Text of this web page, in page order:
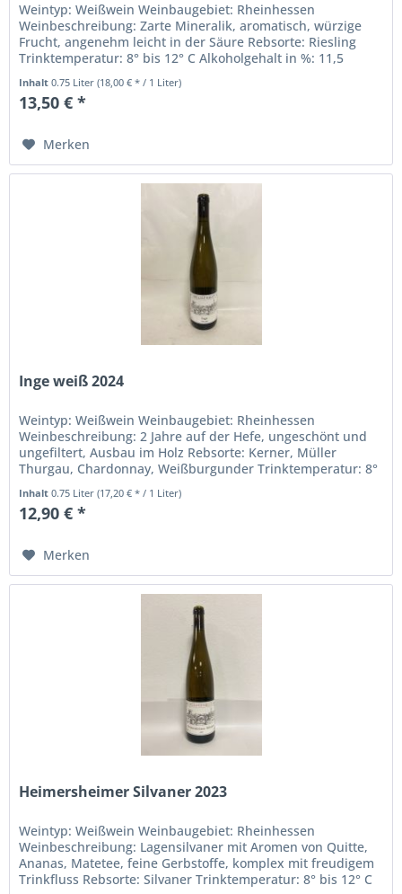
Weintyp: Weißwein Weinbaugebiet: Rheinhessen
Weinbeschreibung: Zarte Mineralik, aromatisch, würzige
Frucht, angenehm leicht in der Säure Rebsorte: Riesling
Trinktemperatur: 8° bis 12° C Alkoholgehalt in %: 11,5
Inhalt: 0,75 Liter...
Inhalt0.75 Liter(18,00 € * / 1 Liter)
13,50 € *
Merken
Inge weiß 2024
Weintyp: Weißwein Weinbaugebiet: Rheinhessen
Weinbeschreibung: 2 Jahre auf der Hefe, ungeschönt und
ungefiltert, Ausbau im Holz Rebsorte: Kerner, Müller
Thurgau, Chardonnay, Weißburgunder Trinktemperatur: 8°
bis 12° C Alkoholgehalt in %:...
Inhalt0.75 Liter(17,20 € * / 1 Liter)
12,90 € *
Merken
Heimersheimer Silvaner 2023
Weintyp: Weißwein Weinbaugebiet: Rheinhessen
Weinbeschreibung: Lagensilvaner mit Aromen von Quitte,
Ananas, Matetee, feine Gerbstoffe, komplex mit freudigem
Trinkfluss Rebsorte: Silvaner Trinktemperatur: 8° bis 12° C